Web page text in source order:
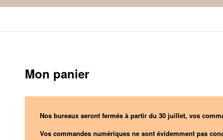
Mon panier
Nos bureaux seront fermés à partir du 30 juillet, vos
Vos commandes numériques ne sont évidemment pas